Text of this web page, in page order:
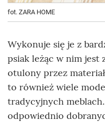
fot. ZARA HOME
Wykonuje się je z
psiak leżąc w nim jest
otulony przez
to również wiele
tradycyjnych
odpowiednio